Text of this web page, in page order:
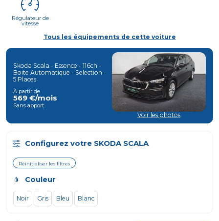
Régulateur de
vitesse
Tous les équipements de cette voiture
Skoda Scala - Essence - 116Ch -
Boite Automatique - Selection -
5Places
À partir de
569€/mois
Sans apport
Voir les photos
Configurez votre SKODA SCALA
Réinitialiser les filtres
Couleur
Noir Gris Bleu Blanc